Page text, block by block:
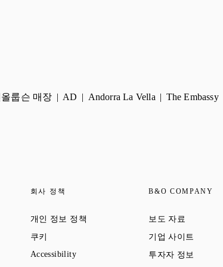
룹슨 매장 AD Andorra La Vella The Embassy
회사 정책
개인 정보 정책 Link Opens in New Tab
쿠키
AccessibilityLink Opens in New Tab
B&O COMPANY
보도 자료
기업 사이트
투자자 정보